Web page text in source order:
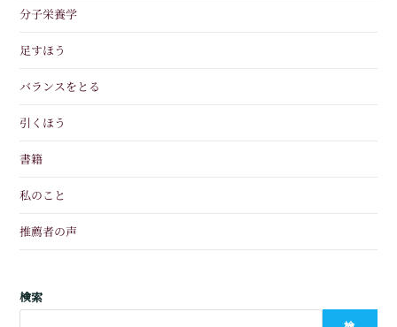
分子栄養学
足すほう
バランスをとる
引くほう
書籍
私のこと
推薦者の声
検索